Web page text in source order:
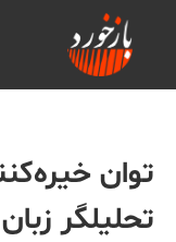
توان
تحلیلگر زبان